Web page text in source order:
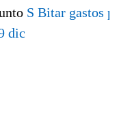
S Bitar gastos
dic